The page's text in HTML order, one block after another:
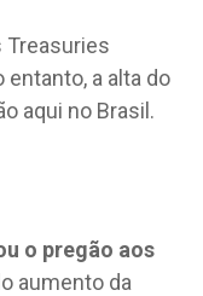
Treasuries
entanto, a alta do
aqui no Brasil.
o pregão aos
aumento da